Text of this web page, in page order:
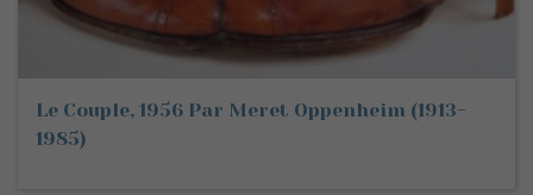
Le Couple, 1956 Par Meret Oppenheim (1913-
1985)